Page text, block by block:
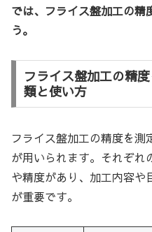
では、フライス盤加工の精
う。
フライス盤加工の精
類と使い方
フライス盤加工の精度を
が用いられます。それぞれ
や精度があり、加工内容や
が重要です。